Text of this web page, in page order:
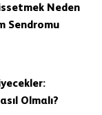
Neden
Sendromu
Olmalı?